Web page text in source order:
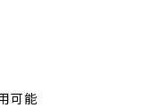
可能